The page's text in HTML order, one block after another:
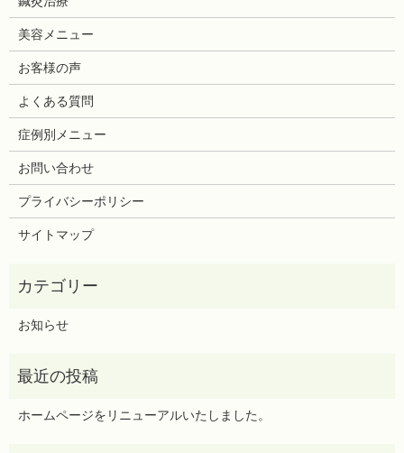
美容メニュー
お客様の声
よくある質問
症例別メニュー
お問い合わせ
プライバシーポリシー
サイトマップ
お知らせ
ホームページをリニューアルいたしました。